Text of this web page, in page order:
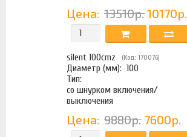
Цена: 13510р. 10170р.
silent 100cmz (Код: 170076)
Диаметр (мм): 100
Тип:
со шнурком включения/
выключения
Цена: 9880р. 7600р.